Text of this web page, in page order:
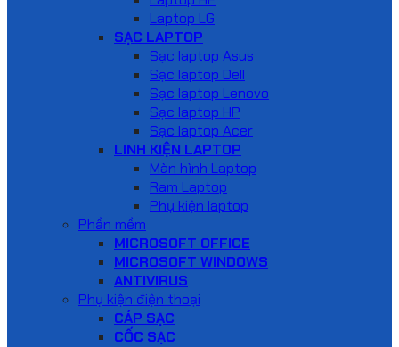
Laptop LG
SẠC LAPTOP
Sạc laptop Asus
Sạc laptop Dell
Sạc laptop Lenovo
Sạc laptop HP
Sạc laptop Acer
LINH KIỆN LAPTOP
Màn hình Laptop
Ram Laptop
Phụ kiện laptop
Phần mềm
MICROSOFT OFFICE
MICROSOFT WINDOWS
ANTIVIRUS
Phụ kiện điện thoại
CÁP SẠC
CỐC SẠC